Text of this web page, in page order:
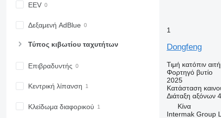
EEV
Δεξαμενή AdBlue
Τύπος κιβωτίου ταχυτήτων
Επιβραδυντής
Κεντρική λίπανση
Κλείδωμα διαφορικού
1
Dongfeng
Τιμή κατόπιν
Φορτηγό βυτίο
2025
Κατάσταση
Διάταξη αξόνων
Κίνα
Intermak Group